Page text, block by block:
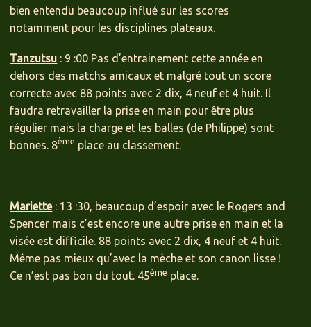
bien entendu beaucoup influé sur les scores
notamment pour les disciplines plateaux.
Tanzutsu : 9 :00 Pas d’entrainement cette année en
dehors des matchs amicaux et malgré tout un score
correcte avec 88 points avec 2 dix, 4 neuf et 4 huit. Il
faudra retravailler la prise en main pour être plus
régulier mais la charge et les balles (de Philippe) sont
bonnes. 8ème place au classement.
Mariette: 13 :30, beaucoup d’espoir avec le Rogers and
Spencer mais c’est encore une autre prise en main et la
visée est difficile. 88 points avec 2 dix, 4 neuf et 4 huit.
Même pas mieux qu’avec la mèche et son canon lisse !
Ce n’est pas bon du tout. 45ème place.